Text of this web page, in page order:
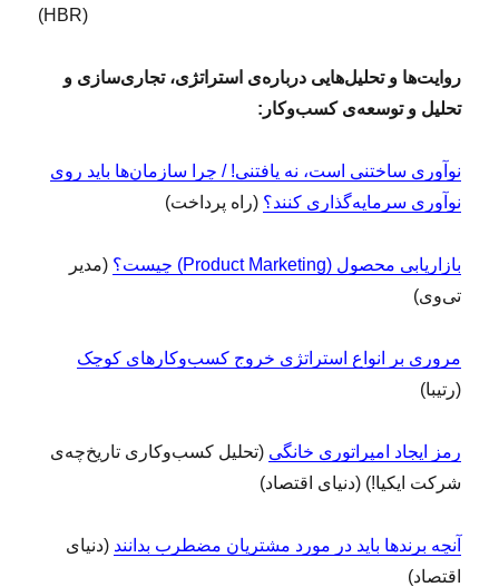
(HBR)
روایت‌ها و تحلیل‌هایی درباره‌ی استراتژی، تجاری‌سازی و
تحلیل و توسعه‌ی کسب‌وکار:
نوآوری ساختنی است، نه یافتنی! / چرا سازمان‌ها باید روی
نوآوری سرمایه‌گذاری کنند؟ (راه پرداخت)
بازاریابی محصول (Product Marketing) چیست؟
(مدیر
تی‌وی)
مروری بر انواع استراتژی خروج کسب‌و‌کارهای کوچک
(رتیبا)
رمز ایجاد امپراتوری خانگی (تحلیل کسب‌وکاری تاریخ‌چه‌ی
شرکت ایکیا!) (دنیای اقتصاد)
آنچه برندها باید در مورد مشتریان مضطرب بدانند (دنیای
اقتصاد)